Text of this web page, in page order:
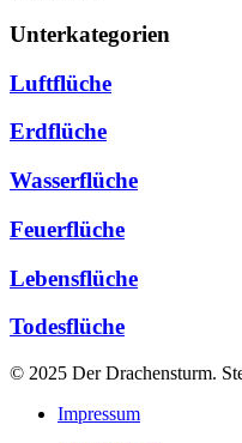
Unterkategorien
Luftflüche
Erdflüche
Wasserflüche
Feuerflüche
Lebensflüche
Todesflüche
© 2025 Der Drachensturm.
Impressum